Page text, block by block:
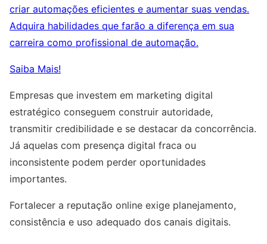
criar automações eficientes e aumentar suas vendas.
Adquira habilidades que farão a diferença em sua
carreira como profissional de automação.
Saiba Mais!
Empresas que investem em marketing digital
estratégico conseguem construir autoridade,
transmitir credibilidade e se destacar da concorrência.
Já aquelas com presença digital fraca ou
inconsistente podem perder oportunidades
importantes.
Fortalecer a reputação online exige planejamento,
consistência e uso adequado dos canais digitais.